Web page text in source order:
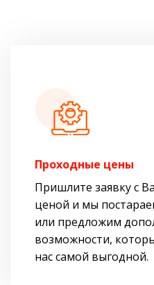
Проходные цены
Пришлите заявку с
ценой и мы
или предложим
возможности,
нас самой выгодной.